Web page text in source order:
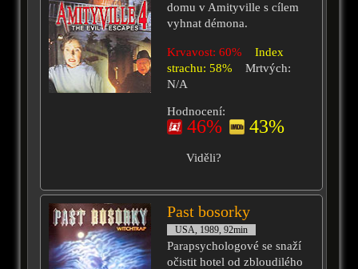
domu v Amityville s cílem
vyhnat démona.
Krvavost: 60%
Index
strachu: 58%
Mrtvých:
N/A
Hodnocení:
46% 43%
Viděli?
Past bosorky
USA, 1989, 92min
Parapsychologové se snaží
očistit hotel od zbloudilého